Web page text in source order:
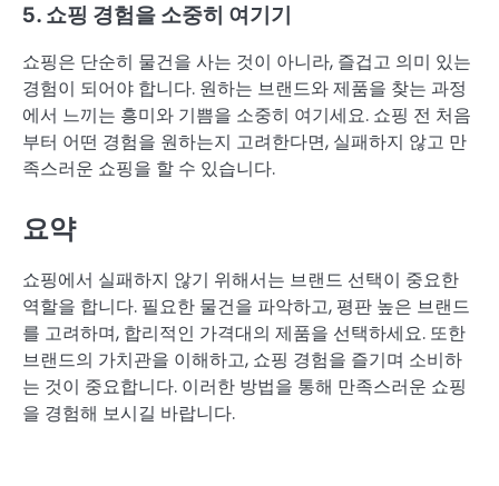
5. 쇼핑 경험을 소중히 여기기
쇼핑은 단순히 물건을 사는 것이 아니라, 즐겁고 의미 있는
경험이 되어야 합니다. 원하는 브랜드와 제품을 찾는 과정
에서 느끼는 흥미와 기쁨을 소중히 여기세요. 쇼핑 전 처음
부터 어떤 경험을 원하는지 고려한다면, 실패하지 않고 만
족스러운 쇼핑을 할 수 있습니다.
요약
쇼핑에서 실패하지 않기 위해서는 브랜드 선택이 중요한
역할을 합니다. 필요한 물건을 파악하고, 평판 높은 브랜드
를 고려하며, 합리적인 가격대의 제품을 선택하세요. 또한
브랜드의 가치관을 이해하고, 쇼핑 경험을 즐기며 소비하
는 것이 중요합니다. 이러한 방법을 통해 만족스러운 쇼핑
을 경험해 보시길 바랍니다.